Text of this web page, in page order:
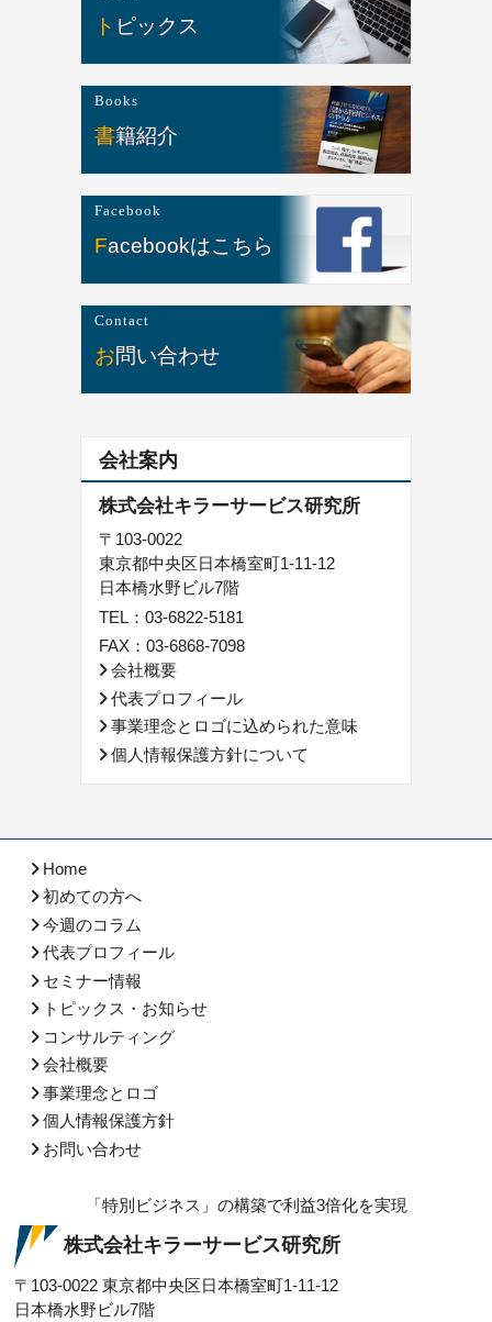
トピックス
Books
書籍紹介
Facebook
Facebookはこちら
Contact
お問い合わせ
会社案内
株式会社キラーサービス研究所
〒103-0022
東京都中央区日本橋室町1-11-12
日本橋水野ビル7階
TEL： 03-6822-5181
FAX：03-6868-7098
会社概要
代表プロフィール
事業理念とロゴに込められた意味
個人情報保護方針について
Home
初めての方へ
今週のコラム
代表プロフィール
セミナー情報
トピックス・お知らせ
コンサルティング
会社概要
事業理念とロゴ
個人情報保護方針
お問い合わせ
「特別ビジネス」の構築で利益3倍化を実現
株式会社キラーサービス研究所
〒103-0022 東京都中央区日本橋室町1-11-12
日本橋水野ビル7階